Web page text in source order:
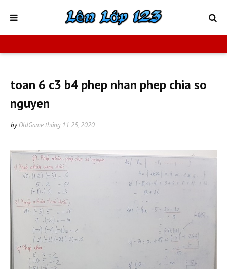
toan 6 c3 b4 phep nhan phep chia so
nguyen
by OldGame tháng 11 25, 2020